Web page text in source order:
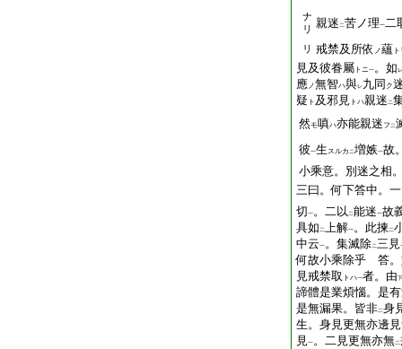
ナ
リ 親迷 二苦ノ理一二
リ 戒禁及所依 ノ蘊
見及彼眷屬 トニ一。如 レ
應ノ無智ハ與レ九同 ク
疑 ト 及邪見 トハ親迷 二
然モ嗔ハ亦能親迷 フ 二
彼一生 スルカ 二増嫉一故
小乘意。別迷之相
三曰。何下答中。
切一。二以 二能迷一故
具如 二上解一。此揀 二
中云一。集滅除二三見
何故小乘除乎 答
見戒禁取 トハ一者。由下
諦體是業煩惱。是
是無漏果。皆非二身
生。身見更無亦邊
見一。二見更無亦無二